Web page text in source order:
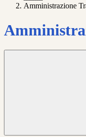
Amministrazione